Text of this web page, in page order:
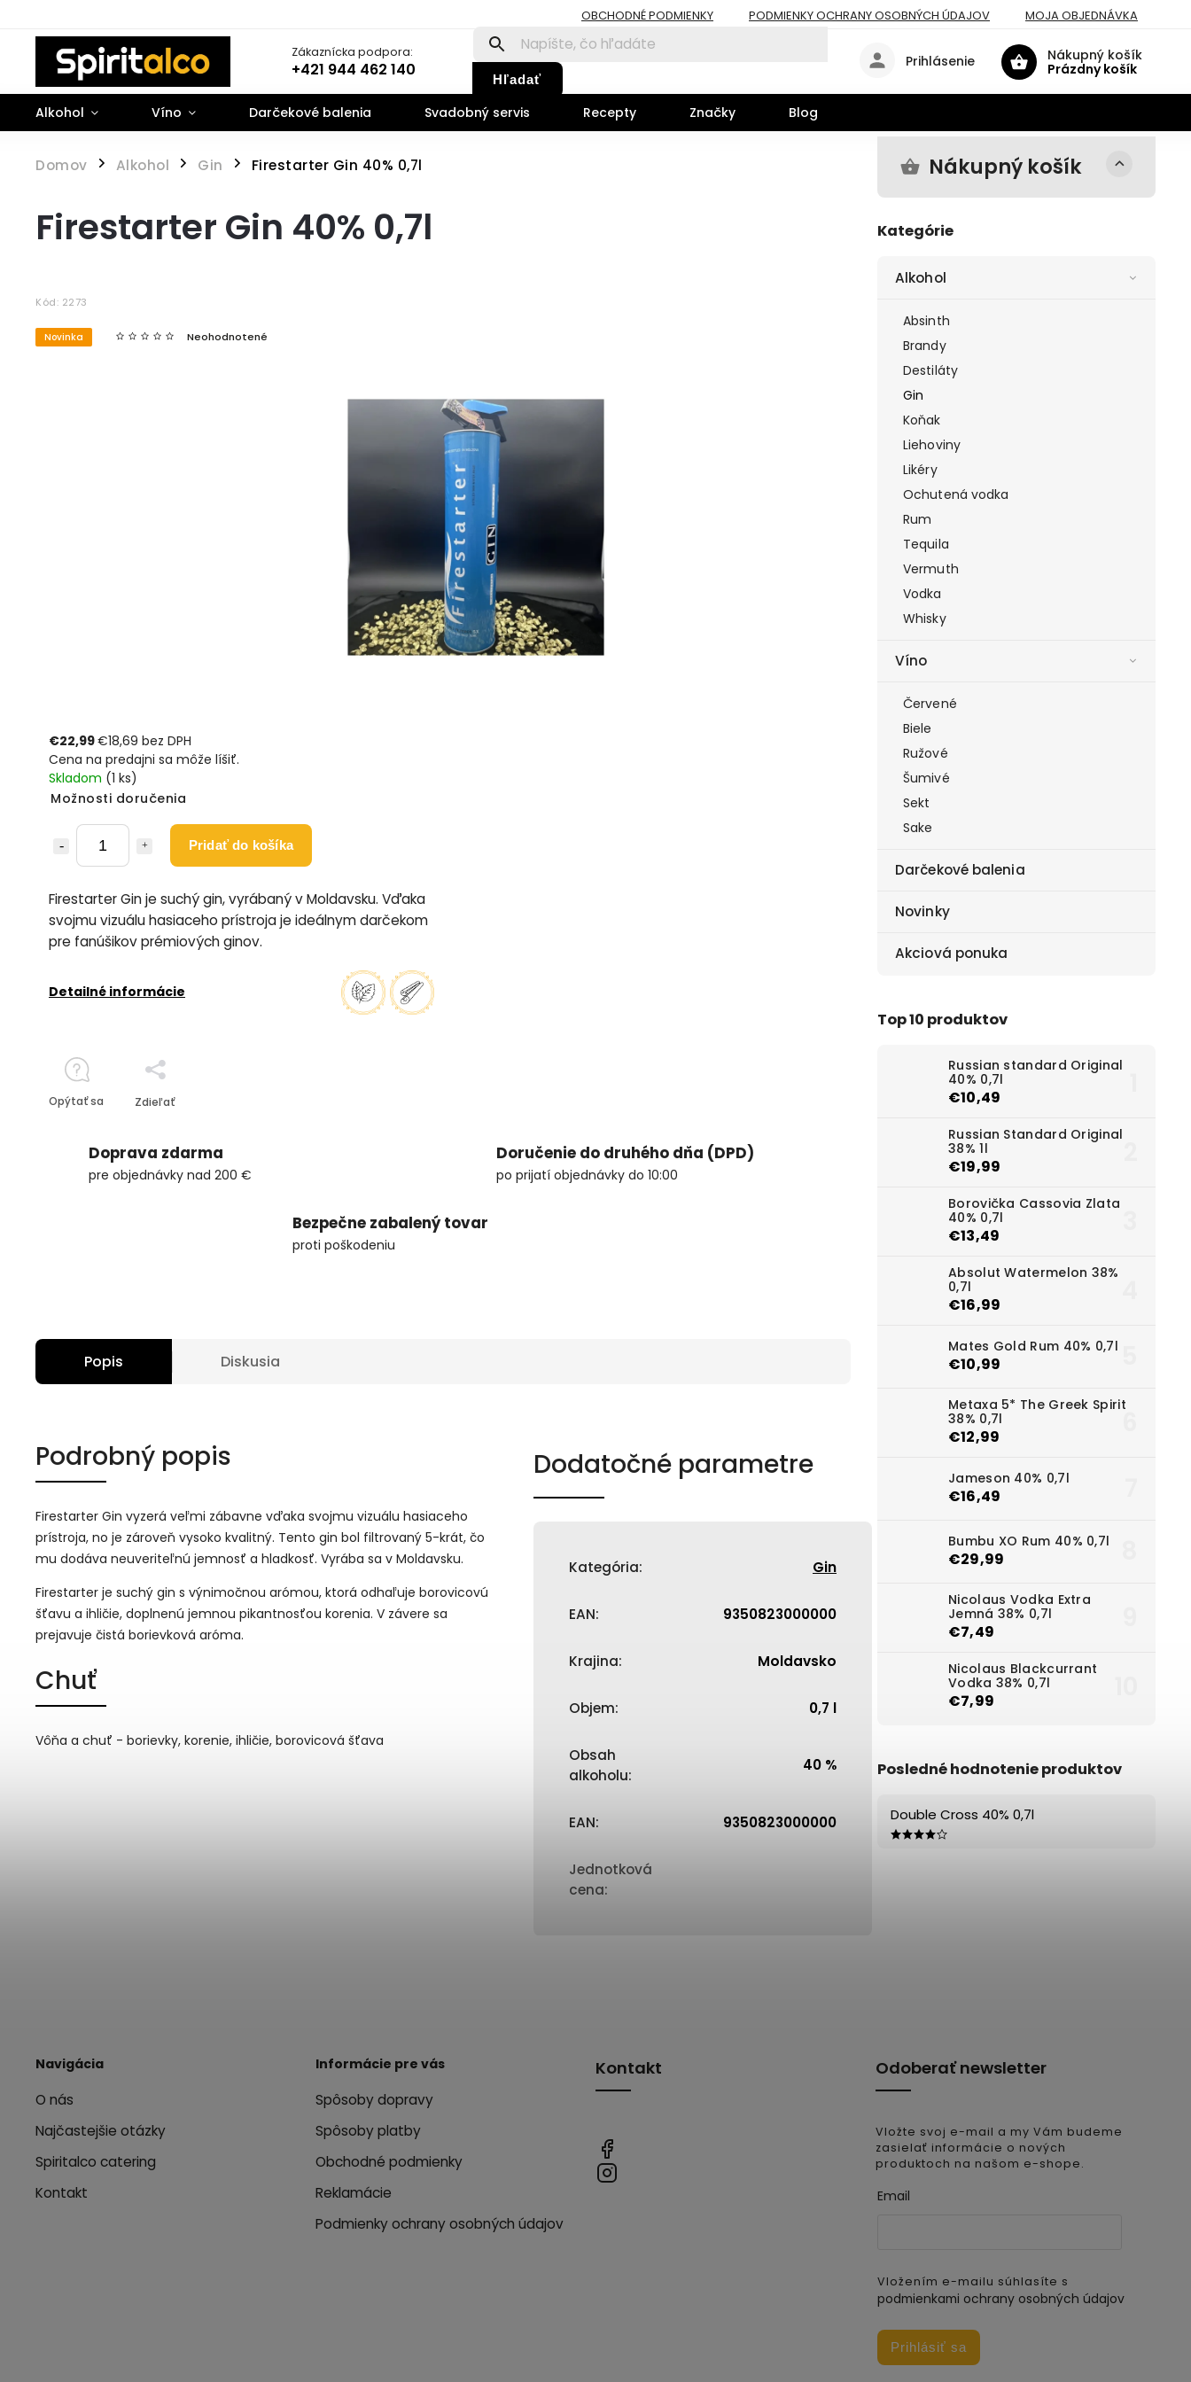
OBCHODNÉ PODMIENKY PODMIENKY OCHRANY OSOBNÝCH ÚDAJOV MOJA OBJEDNÁVKA
Zákaznícka podpora:
+421 944 462 140 Hľadať
Nákupný košík
Prázdny košík
Prihlásenie
Alkohol Víno Darčekové balenia Svadobný servis Recepty Značky Blog
Domov / Alkohol / Gin / Firestarter Gin 40% 0,7l Nákupný košík
Kategórie
Alkohol
Absinth
Brandy
Destiláty
Gin
Koňak
Liehoviny
Likéry
Ochutená vodka
Rum
Tequila
Vermuth
Vodka
Whisky
Víno
Červené
Biele
Ružové
Šumivé
Sekt
Sake
Darčekové balenia
Novinky
Akciová ponuka
Top 10 produktov
Russian standard Original
40% 0,7l
€10,49
Russian Standard Original
38% 1l
€19,99
Borovička Cassovia Zlata
40% 0,7l
€13,49
Absolut Watermelon 38%
0,7l
€16,99
Mates Gold Rum 40% 0,7l
€10,99
Metaxa 5* The Greek Spirit
38% 0,7l
€12,99
Jameson 40% 0,7l
€16,49
Bumbu XO Rum 40% 0,7l
€29,99
Nicolaus Vodka Extra
Jemná 38% 0,7l
€7,49
Nicolaus Blackcurrant
Vodka 38% 0,7l
€7,99
Posledné hodnotenie produktov
Double Cross 40% 0,7l
Firestarter Gin 40% 0,7l
Kód: 2273
Novinka Neohodnotené
€22,99€18,69 bez DPH
Cena na predajni sa môže líšiť.
Skladom (1 ks)
Možnosti doručenia
Pridať do košíka
Firestarter Gin je suchý gin, vyrábaný v Moldavsku. Vďaka
svojmu vizuálu hasiaceho prístroja je ideálnym darčekom
pre fanúšikov prémiových ginov.
Detailné informácie
Opýtať sa Zdieľať
Doprava zdarma
pre objednávky nad 200 €
Doručenie do druhého dňa (DPD)
po prijatí objednávky do 10:00
Bezpečne zabalený tovar
proti poškodeniu
Popis Diskusia
Podrobný popis
Firestarter Gin vyzerá veľmi zábavne vďaka svojmu vizuálu hasiaceho
prístroja, no je zároveň vysoko kvalitný. Tento gin bol filtrovaný 5-krát, čo
mu dodáva neuveriteľnú jemnosť a hladkosť. Vyrába sa v Moldavsku.
Firestarter je suchý gin s výnimočnou arómou, ktorá odhaľuje borovicovú
šťavu a ihličie, doplnenú jemnou pikantnosťou korenia. V závere sa
prejavuje čistá borievková aróma.
Chuť
Vôňa a chuť - borievky, korenie, ihličie, borovicová šťava
Dodatočné parametre
Kategória: Gin
EAN: 9350823000000
Krajina: Moldavsko
Objem: 0,7 l
Obsah
alkoholu:
40 %
EAN: 9350823000000
Jednotková
cena:
Navigácia
O nás
Najčastejšie otázky
Spiritalco catering
Kontakt
Informácie pre vás
Spôsoby dopravy
Spôsoby platby
Obchodné podmienky
Reklamácie
Podmienky ochrany osobných údajov
Kontakt Odoberať newsletter
Vložte svoj e-mail a my Vám budeme
zasielať informácie o nových
produktoch na našom e-shope.
Email
Vložením e-mailu súhlasíte s
podmienkami ochrany osobných údajov
Prihlásiť sa